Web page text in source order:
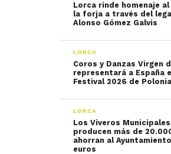
Lorca rinde homenaje
la forja a través del
Alonso Gómez Galvis
LORCA
Coros y Danzas Virgen
representará a España
Festival 2026 de Polonia
LORCA
Los Viveros
producen más de
ahorran al
euros